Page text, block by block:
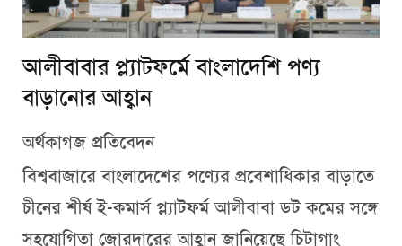
আলীবাবার প্ল্যাটফর্মে বাংলাদেশি পণ্য
বাড়ানোর আহ্বান
অর্থকাগজ প্রতিবেদন
বিশ্ববাজারে বাংলাদেশের পণ্যের প্রবেশাধিকার বাড়াতে
চীনের শীর্ষ ই-কমার্স প্ল্যাটফর্ম আলীবাবা ডট কমের সঙ্গে
সহযোগিতা জোরদারের আহ্বান জানিয়েছে চিটাগাং